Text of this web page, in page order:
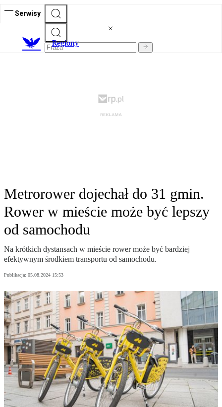
Serwisy
Regiony
Metrorower dojechał do 31 gmin.
Rower w mieście może być lepszy
od samochodu
Na krótkich dystansach w mieście rower może być bardziej
efektywnym środkiem transportu od samochodu.
Publikacja: 05.08.2024 15:53